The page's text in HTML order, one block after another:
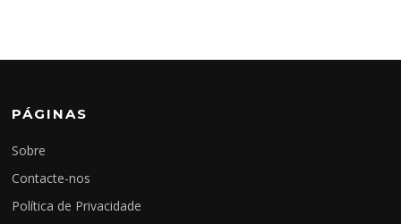
PÁGINAS
Sobre
Contacte-nos
Política de Privacidade